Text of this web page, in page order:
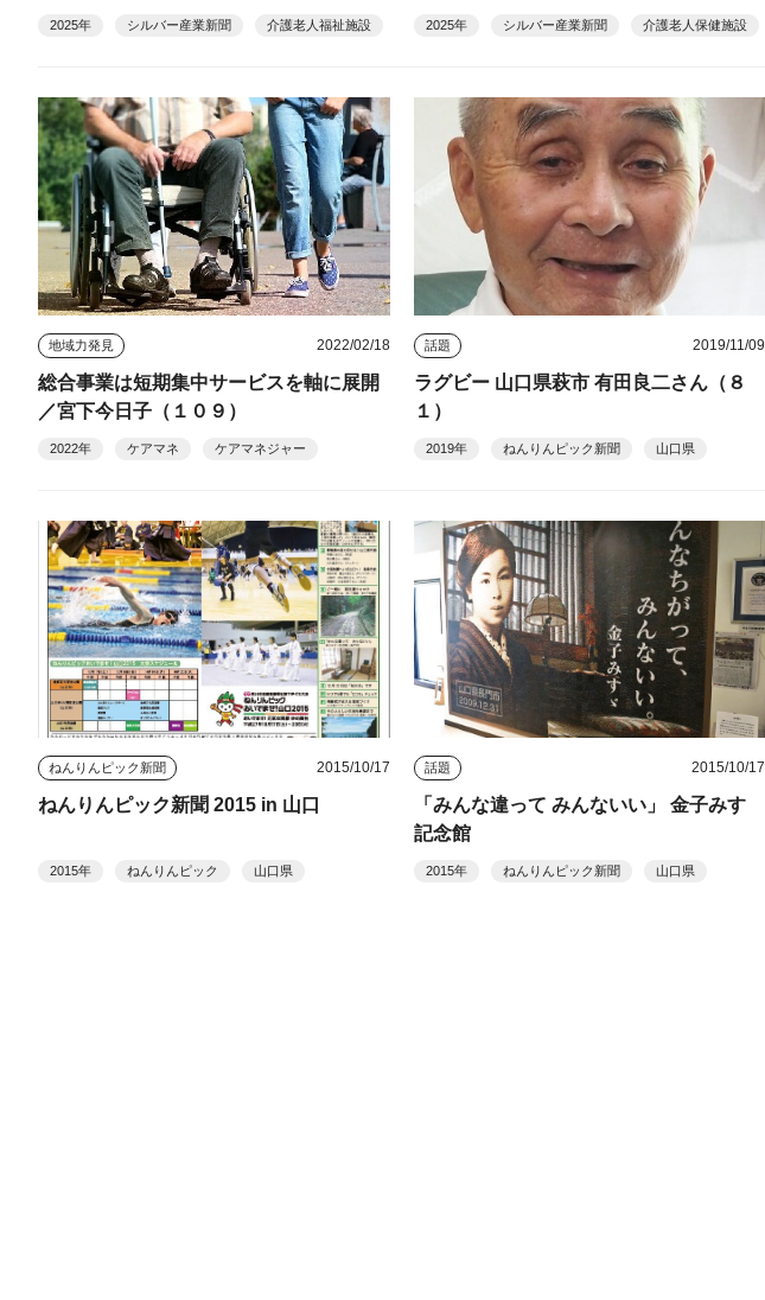
全国大会のみどころ＞
2025年 シルバー産業新聞 介護老人福祉施設
みどころ＞
2025年 シルバー産業新聞 介護老人保健施設
地域力発見 2022/02/18
総合事業は短期集中サービスを軸に展開
／宮下今日子（１０９）
2022年 ケアマネ ケアマネジャー
話題 2019/11/09
ラグビー 山口県萩市 有田良二さん（８
１）
2019年 ねんりんピック新聞 山口県
ねんりんピック新聞 2015/10/17
ねんりんピック新聞 2015 in 山口
2015年 ねんりんピック 山口県
話題 2015/10/17
「みんな違って みんないい」 金子みすゞ
記念館
2015年 ねんりんピック新聞 山口県